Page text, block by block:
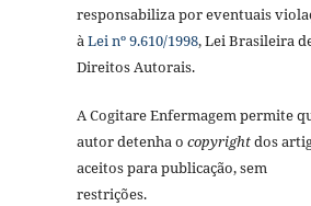
responsabiliza por eventuais
àLei nº 9.610/1998, Lei Brasileira
Direitos Autorais.
A Cogitare Enfermagem permite
autor detenha o copyrightdos
aceitos para publicação, sem
restrições.